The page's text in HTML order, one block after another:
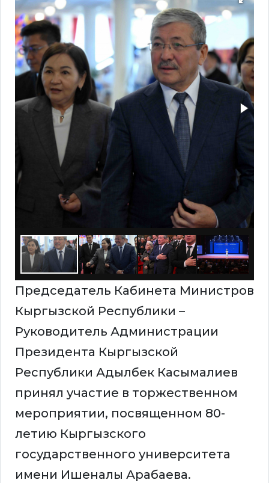
Председатель Кабинета Министров
Кыргызской Республики –
Руководитель Администрации
Президента Кыргызской
Республики Адылбек Касымалиев
принял участие в торжественном
мероприятии, посвященном 80-
летию Кыргызского
государственного университета
имени Ишеналы Арабаева.